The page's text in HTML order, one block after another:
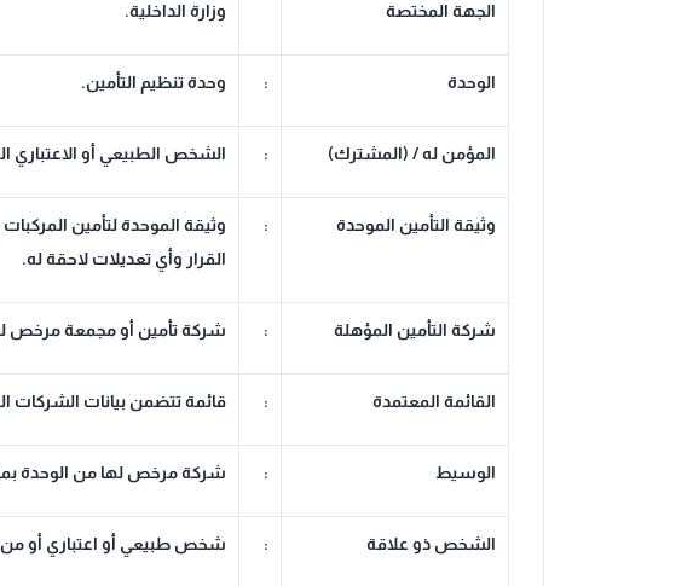
الجهة المختصة وزارة الداخلية.
الوحدة : وحدة تنظيم التأمين.
المؤمن له / (المشترك) : الشخص الطبيعي أو الاعتباري
وثيقة التأمين الموحدة :
وثيقة الموحدة لتأمين
القرار وأي تعديلات لاحقة له.
شركة التأمين المؤهلة : شركة تأمين أو مجمعة مرخص
القائمة المعتمدة : قائمة تتضمن بيانات الشركات
الوسيط : شركة مرخص لها من الوحدة
الشخص ذو علاقة : شخص طبيعي أو اعتباري أو من